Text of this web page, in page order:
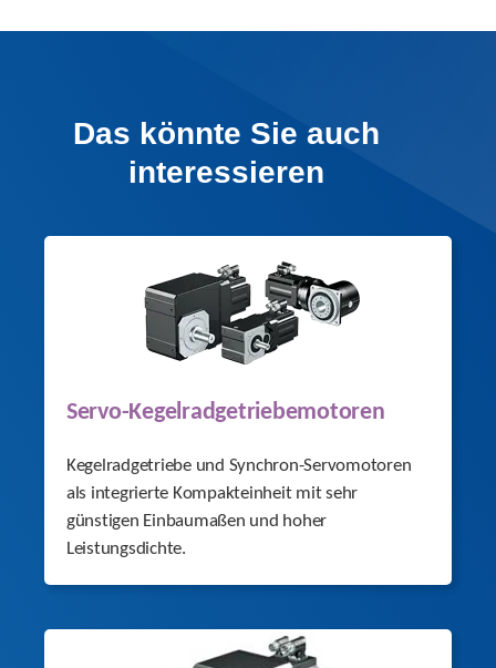
Das könnte Sie auch
interessieren
Servo-Kegelrad­getriebemotoren
Kegelradgetriebe und Synchron-Servomotoren
als integrierte Kompakteinheit mit sehr
günstigen Einbaumaßen und hoher
Leistungsdichte.